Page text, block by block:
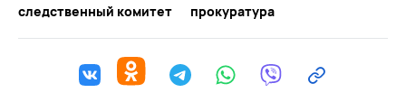
следственный комитет
прокуратура